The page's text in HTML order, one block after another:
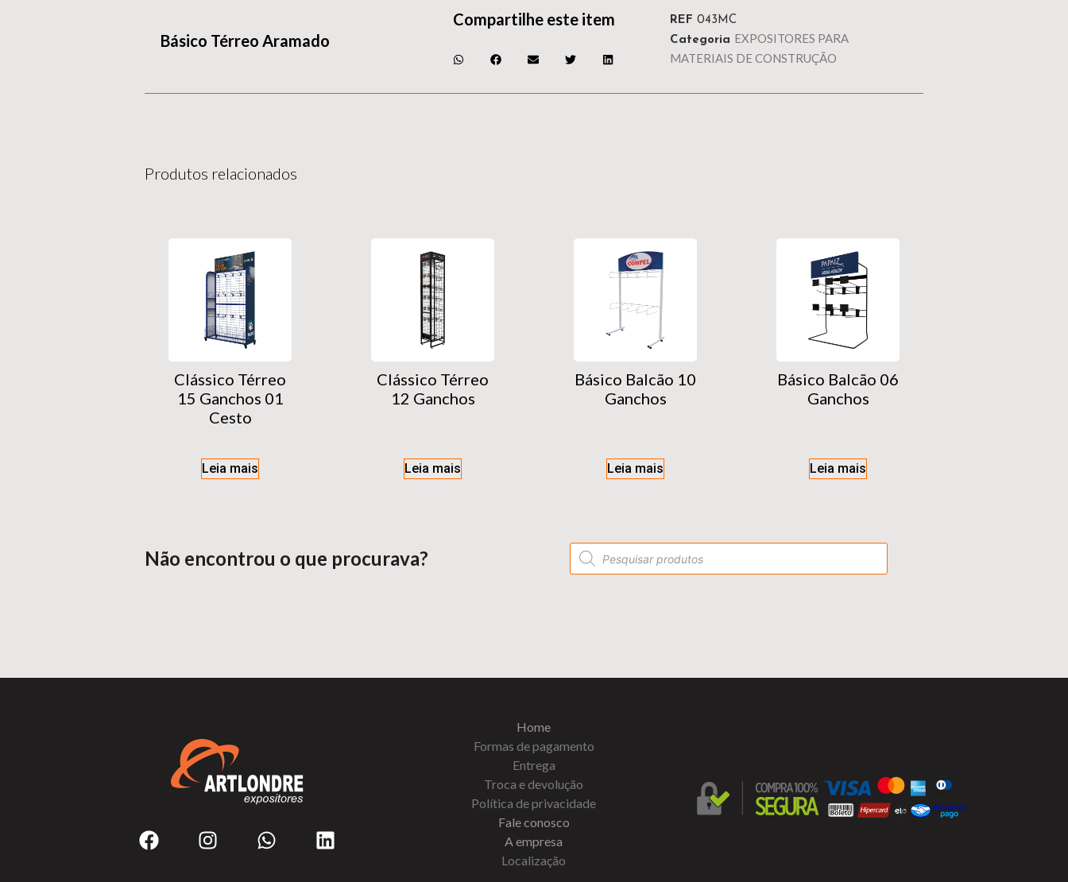
Básico Térreo Aramado
Compartilhe este item REF 043MC
Categoria EXPOSITORES PARA
MATERIAIS DE CONSTRUÇÃO
Produtos relacionados
Clássico Térreo
15 Ganchos 01
Cesto
Leia mais
Clássico Térreo
12 Ganchos
Leia mais
Básico Balcão 10
Ganchos
Leia mais
Básico Balcão 06
Ganchos
Leia mais
Não encontrou o que procurava?
Home
Formas de pagamento
Entrega
Troca e devolução
Política de privacidade
Fale conosco
A empresa
Localização